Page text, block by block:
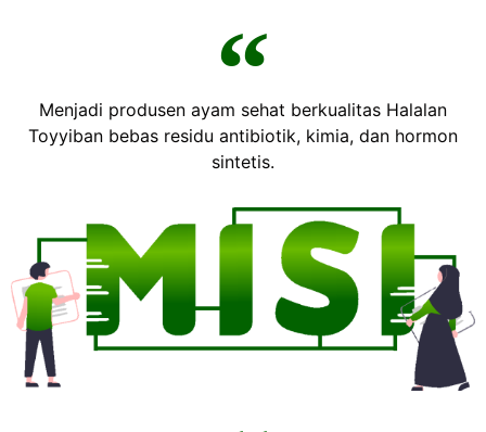
Menjadi produsen ayam sehat berkualitas Halalan
Toyyiban bebas residu antibiotik, kimia, dan hormon
sintetis.